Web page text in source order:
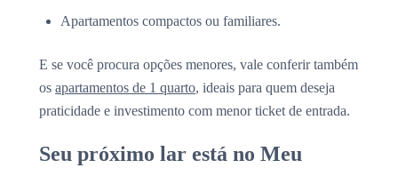
Apartamentos compactos ou familiares.
E se você procura opções menores, vale conferir também
os apartamentos de 1 quarto, ideais para quem deseja
praticidade e investimento com menor ticket de entrada.
Seu próximo lar está no Meu